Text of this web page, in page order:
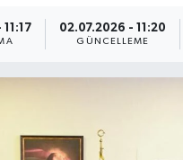
02.07.2026 - 11:20
GÜNCELLEME